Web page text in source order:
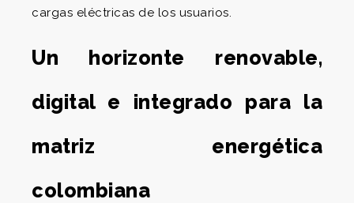
cargas eléctricas de los usuarios.
Un horizonte renovable,
digital e integrado para la
matriz energética
colombiana